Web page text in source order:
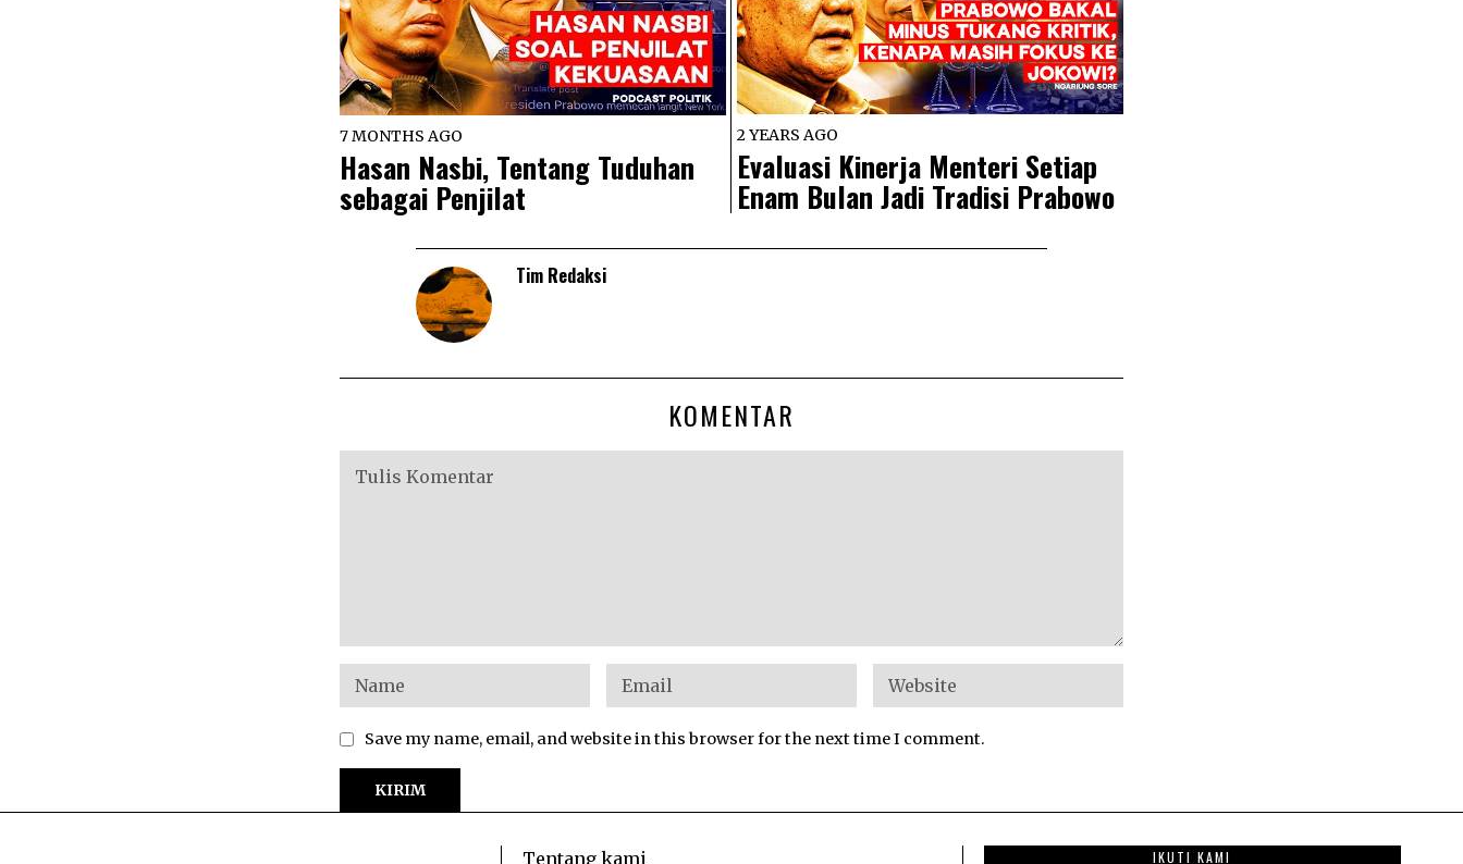
7 MONTHS AGO
Hasan Nasbi, Tentang Tuduhan
sebagai Penjilat
2 YEARS AGO
Evaluasi Kinerja Menteri Setiap
Enam Bulan Jadi Tradisi Prabowo
Tim Redaksi
KOMENTAR
Save my name, email, and website in this browser for the next time I comment.
Tentang kami
IKUTI KAMI